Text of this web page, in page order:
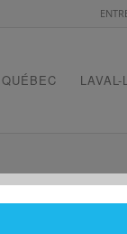
QUÉBEC